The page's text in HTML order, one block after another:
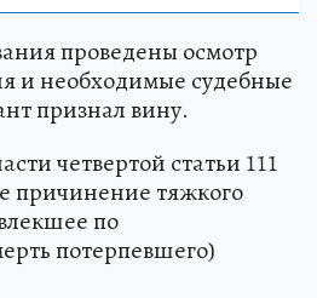
проведены осмотр
и необходимые судебные
признал вину.
четвертой статьи 111
тяжкого
по
потерпевшего)